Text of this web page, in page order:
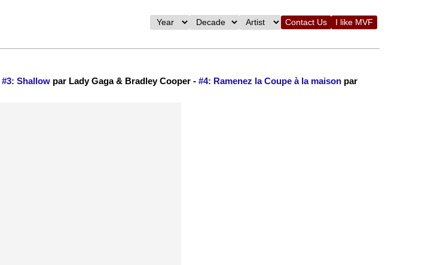
Contact Us I like MVF
#3: Shallow par Lady Gaga & Bradley Cooper - #4: Ramenez la Coupe à la maison par